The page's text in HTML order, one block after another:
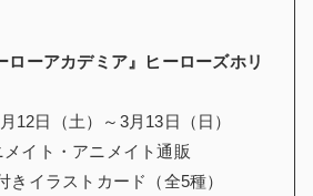
ローアカデミア』ヒーローズホリ
12日（土）～3月13日（日）
イト・アニメイト通販
きイラストカード（全5種）